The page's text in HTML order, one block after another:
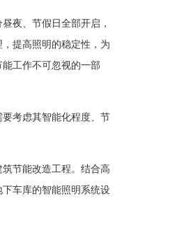
夜、节假日全部开启，
提高照明的稳定性，为
工作不可忽视的一部
考虑其智能化程度、节
节能改造工程。结合高
车库的智能照明系统设